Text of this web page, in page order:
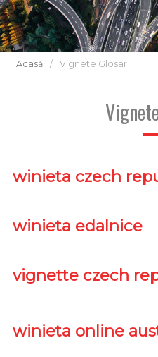
Acasă / Vignete Glosar
winieta czech
winieta edalnice
vignette czech
winieta online